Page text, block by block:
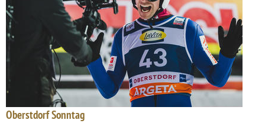
Oberstdorf Sonntag